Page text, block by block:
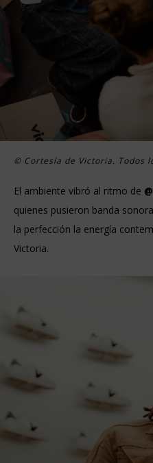
© Cortesía de Victoria. Todos
El ambiente vibró al ritmo de
quienes pusieron banda
la perfección la energía
Victoria.